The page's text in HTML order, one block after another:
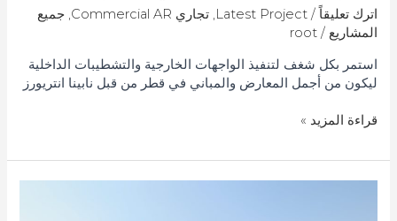
اترك تعليقاً /
Latest Project
,تجاري Commercial AR , جميع
المشاريع /
root
استمر بكل شغف لتنفيذ الواجهات الخارجية والتشطيبات الداخلية
ليكون من أجمل المعارض والمباني في قطر من قبل نابينا انتريورز
قراءة المزيد »